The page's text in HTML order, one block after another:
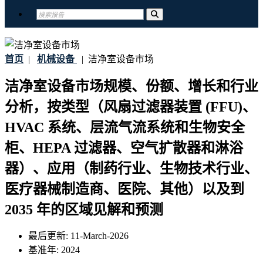
首页 | 机械设备 | 洁净室设备市场
洁净室设备市场规模、份额、增长和行业
分析，按类型（风扇过滤器装置 (FFU)、
HVAC 系统、层流气流系统和生物安全
柜、HEPA 过滤器、空气扩散器和淋浴
器）、应用（制药行业、生物技术行业、
医疗器械制造商、医院、其他）以及到
2035 年的区域见解和预测
最后更新: 11-March-2026
基准年: 2024